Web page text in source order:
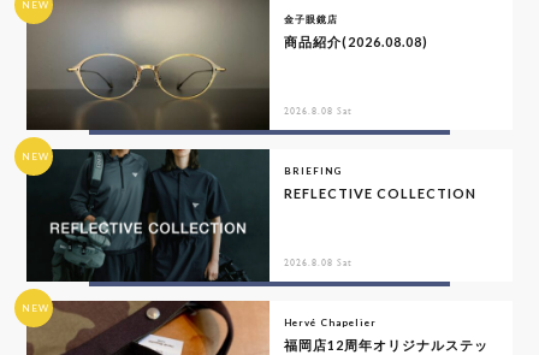
NEW
金子眼鏡店
商品紹介(2026.08.08)
2026.8.08 Sat
NEW
BRIEFING
REFLECTIVE COLLECTION
2026.8.08 Sat
NEW
Hervé Chapelier
福岡店12周年オリジナルステッ